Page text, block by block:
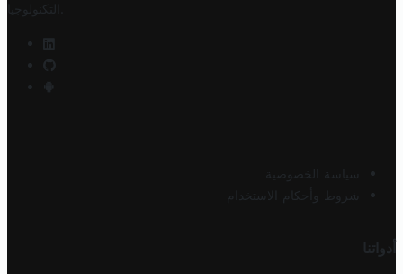
التكنولوجيا
سياسة الخصوصية
شروط وأحكام الاستخدام
أدواتنا